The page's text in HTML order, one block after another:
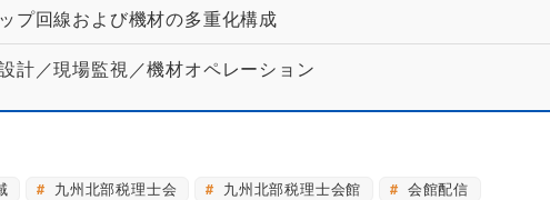
プ回線および機材の多重化構成
計／現場監視／機材オペレーション
九州北部税理士会 九州北部税理士会館
会館配信